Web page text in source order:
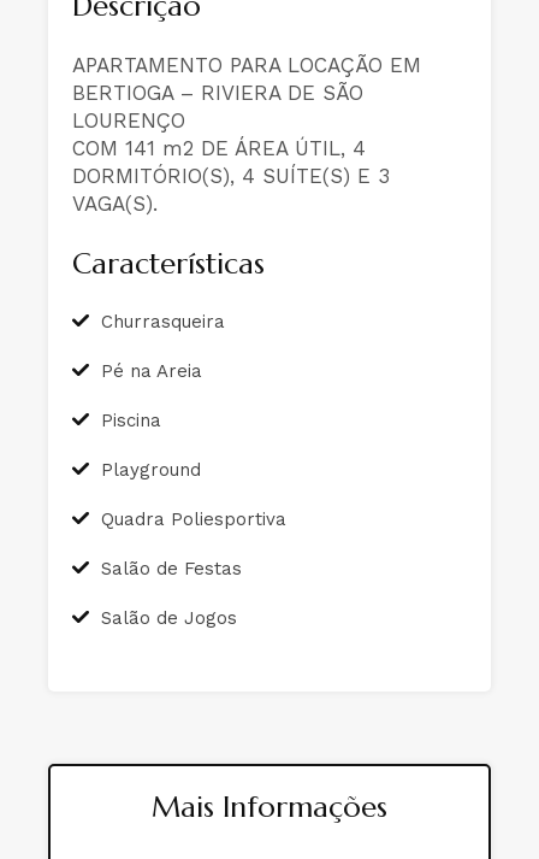
APARTAMENTO PARA LOCAÇÃO EM
BERTIOGA – RIVIERA DE SÃO
LOURENÇO
COM 141 m2 DE ÁREA ÚTIL, 4
DORMITÓRIO(S), 4 SUÍTE(S) E 3
VAGA(S).
Características
Churrasqueira
Pé na Areia
Piscina
Playground
Quadra Poliesportiva
Salão de Festas
Salão de Jogos
Mais Informações